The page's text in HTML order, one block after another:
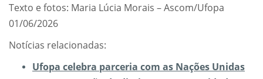
Texto e fotos: Maria Lúcia Morais – Ascom/Ufopa
01/06/2026
Notícias relacionadas:
Ufopa celebra parceria com as Nações Unidas